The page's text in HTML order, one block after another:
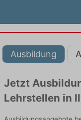
Ausbildung
Jetzt
Lehrstellen in